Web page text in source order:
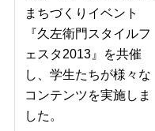
まちづくりイベント
『久左衛門スタイルフ
ェスタ2013』を共催
し、学生たちが様々な
コンテンツを実施しま
した。